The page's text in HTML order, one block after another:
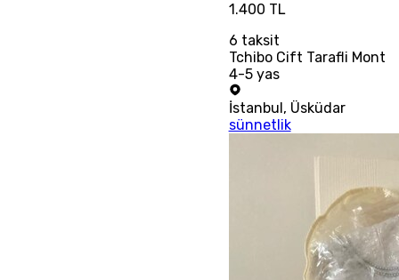
1.400 TL
6 taksit
Tchibo Cift Tarafli Mont
4-5 yas
İstanbul, Üsküdar
sünnetlik